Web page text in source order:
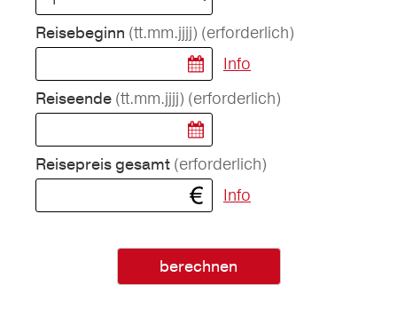
Reisebeginn (tt.mm.jjjj) (erforderlich)
Info
Reiseende (tt.mm.jjjj) (erforderlich)
Reisepreis gesamt (erforderlich)
Info
berechnen